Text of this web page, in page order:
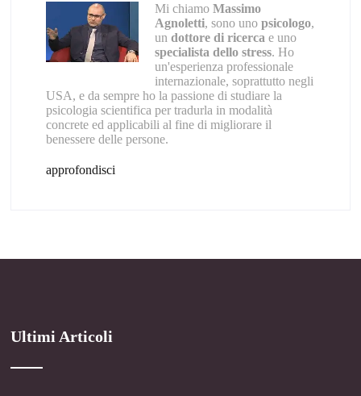
Mi chiamo Massimo
Agnoletti, sono uno psicologo,
un dottore di ricerca e uno
specialista dello stress. Ho
un'esperienza professionale
internazionale, soprattutto negli
USA, e da sempre ho la passione di studiare la
psicologia scientifica per tradurla in modalità
concrete ed applicabili al fine di migliorare il
benessere delle persone.
approfondisci
Ultimi Articoli